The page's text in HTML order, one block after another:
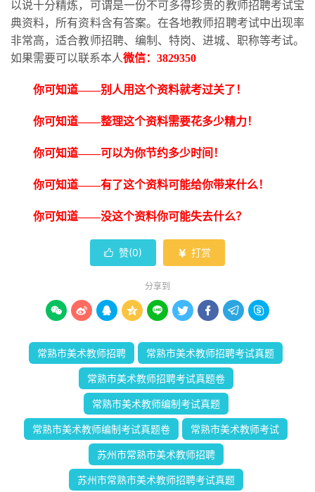
以说十分精炼，可谓是一份不可多得珍贵的教师招聘考试宝
典资料，所有资料含有答案。在各地教师招聘考试中出现率
非常高，适合教师招聘、编制、特岗、进城、职称等考试。
如果需要可以联系本人微信： 3829350
你可知道——别人用这个资料就考过关了！
你可知道——整理这个资料需要花多少精力！
你可知道——可以为你节约多少时间！
你可知道——有了这个资料可能给你带来什么！
你可知道——没这个资料你可能失去什么？
 赞(0)  打赏
分享到
        
常熟市美术教师招聘 常熟市美术教师招聘考试真题
常熟市美术教师招聘考试真题卷
常熟市美术教师编制考试真题
常熟市美术教师编制考试真题卷 常熟市美术教师考试
苏州市常熟市美术教师招聘
苏州市常熟市美术教师招聘考试真题